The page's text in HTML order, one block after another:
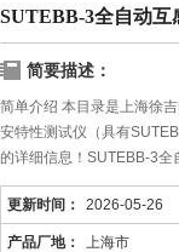
SUTEBB-3全自动
简要描述：
简单介绍 本目录是上海徐
安特性测试仪（具有
的详细信息！SUTEBB-3全
增加三路同时检测）的种类
提供*的解决方案。
更新时间： 2026-05-26
产品厂地： 上海市